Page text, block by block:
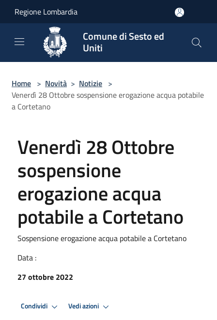
Regione Lombardia
Comune di Sesto ed
Uniti
Home > Novità > Notizie >
Venerdì 28 Ottobre sospensione erogazione acqua potabile
a Cortetano
Venerdì 28 Ottobre
sospensione
erogazione acqua
potabile a Cortetano
Sospensione erogazione acqua potabile a Cortetano
Data :
27 ottobre 2022
Condividi Vedi azioni